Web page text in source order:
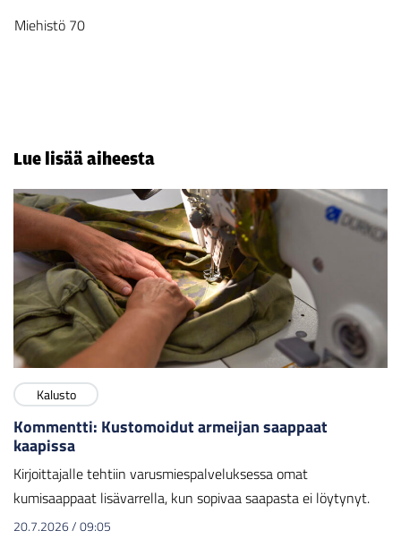
Miehistö 70
Lue lisää aiheesta
Kalusto
Kommentti: Kustomoidut armeijan saappaat
kaapissa
Kirjoittajalle tehtiin varusmiespalveluksessa omat
kumisaappaat lisävarrella, kun sopivaa saapasta ei löytynyt.
20.7.2026/09:05